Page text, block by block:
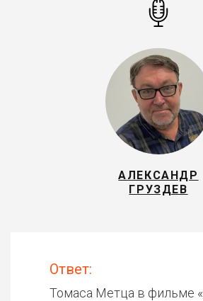
АЛЕКСАНДР
ГРУЗДЕВ
Ответ:
Томаса Метца в фильме «